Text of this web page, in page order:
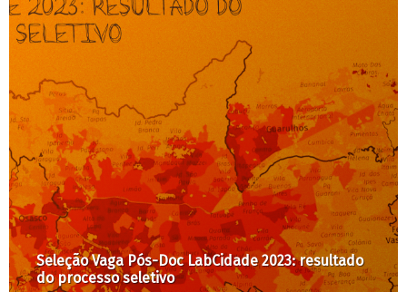
Bolsonarismo perde espaço em São Paulo
Rio de Janeiro